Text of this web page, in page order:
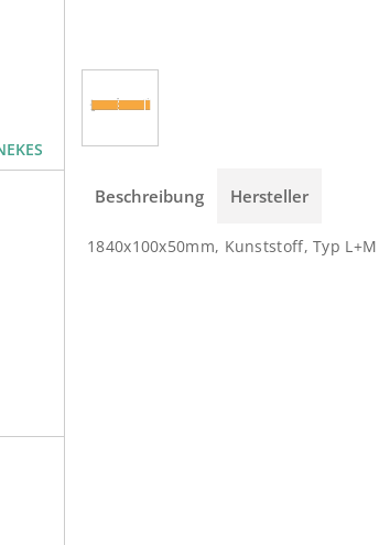
Beschreibung Hersteller
1840x100x50mm, Kunststoff, Typ L+M